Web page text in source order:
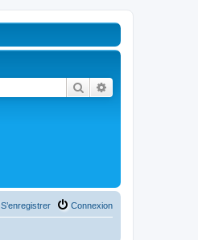
Rechercher
Connexion
S’enregistrer